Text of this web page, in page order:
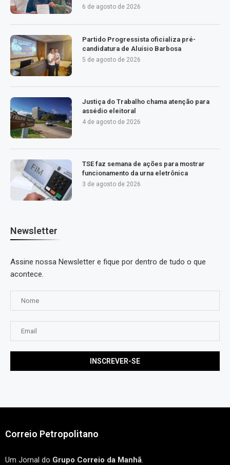
6 de agosto de 2026
Partido Progressista oficializa pré-
candidatura de Aluísio Barbosa
5 de agosto de 2026
Justiça do Trabalho chama atenção para
assédio eleitoral
4 de agosto de 2026
TSE faz semana de ações para mostrar
funcionamento da urna eletrônica
3 de agosto de 2026
Newsletter
Assine nossa Newsletter e fique por dentro de tudo o que
acontece.
Correio Petropolitano
Um Jornal do Grupo Correio da Manhã.